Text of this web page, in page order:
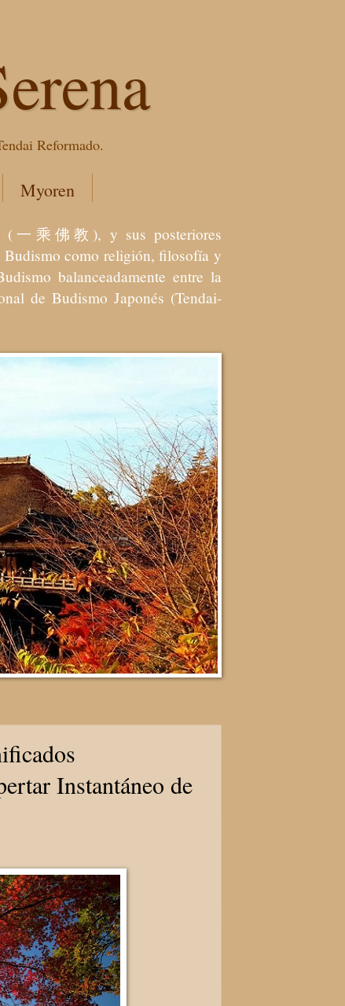
Reformado.
Myoren
(一乘佛教), y sus posteriores
Budismo como religión, filosofía y
balanceadamente entre la
de Budismo Japonés (Tendai-
Instantáneo de